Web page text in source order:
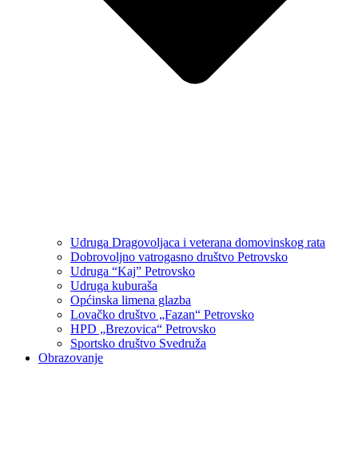
Udruga Dragovoljaca i veterana domovinskog rata
Dobrovoljno vatrogasno društvo Petrovsko
Udruga “Kaj” Petrovsko
Udruga kuburaša
Općinska limena glazba
Lovačko društvo „Fazan“ Petrovsko
HPD „Brezovica“ Petrovsko
Sportsko društvo Svedruža
Obrazovanje